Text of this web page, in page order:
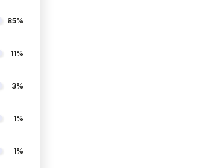
85%
11%
3%
1%
1%